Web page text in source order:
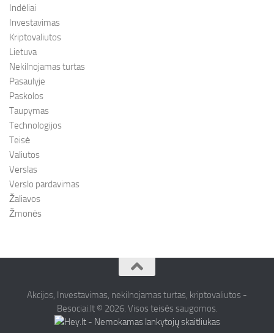
Indėliai
Investavimas
Kriptovaliutos
Lietuva
Nekilnojamas turtas
Pasaulyje
Paskolos
Taupymas
Technologijos
Teisė
Valiutos
Verslas
Verslo pardavimas
Žaliavos
Žmonės
Akcijos, Investavimas, nekilnojamas turtas, kriptovaliutos -
Besociai.lt © 2026. Visos teisės saugomos.